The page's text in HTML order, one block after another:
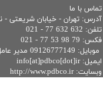
​تماس با ما
آدرس: تهران - خیابان شریعتی - نبش میثاق 5 -
تلفن: 632 632 77 - 021
فکس: 79 98 53 77 - 021
موبايل: 09126777149 مدیر عامل دکتر سعید شکیبا
ایمیل: info[at]pdbco[dot]ir
وبسایت: http://www.pdbco.ir